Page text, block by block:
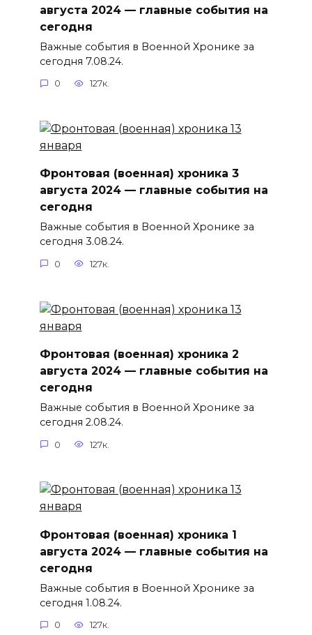
августа 2024 — главные события на
сегодня
Важные события в Военной Хронике за
сегодня 7.08.24.
0 127к.
Фронтовая (военная) хроника 3
августа 2024 — главные события на
сегодня
Важные события в Военной Хронике за
сегодня 3.08.24.
0 127к.
Фронтовая (военная) хроника 2
августа 2024 — главные события на
сегодня
Важные события в Военной Хронике за
сегодня 2.08.24.
0 127к.
Фронтовая (военная) хроника 1
августа 2024 — главные события на
сегодня
Важные события в Военной Хронике за
сегодня 1.08.24.
0 127к.